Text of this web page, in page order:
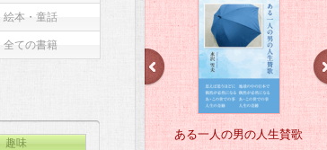
絵本・童話
全ての書籍
趣味
ある一人の男の人生賛歌